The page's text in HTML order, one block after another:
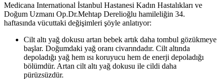
Medicana International İstanbul Hastanesi Kadın Hastalıkları ve
Doğum Uzmanı Op.Dr.Mehtap Derelioğlu hamileliğin 34.
haftasında vücuttaki değişimleri şöyle anlatıyor:
Cilt altı yağ dokusu artan bebek artık daha tombul gözükmeye
başlar. Doğumdaki yağ oranı civarındadır. Cilt altında
depoladığı yağ hem ısı koruyucu hem de enerji depoladığı
bölümdür. Artan cilt altı yağ dokusu ile cildi daha
pürüzsüzdür.